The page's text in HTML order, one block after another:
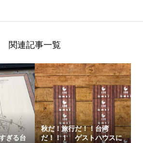
関連記事一覧
ぎる台
秋だ！旅行だ！！台湾
だ！！！ ゲストハウスに